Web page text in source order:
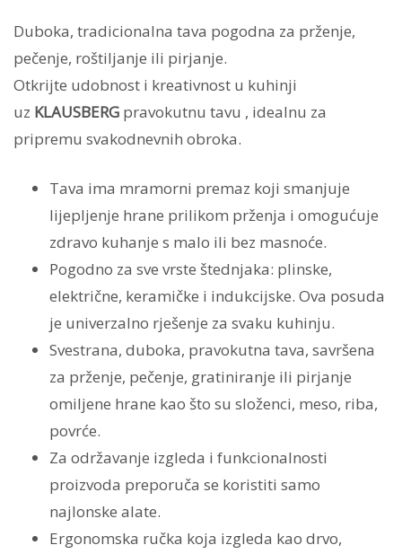
Duboka, tradicionalna tava pogodna za prženje,
pečenje, roštiljanje ili pirjanje.
Otkrijte udobnost i kreativnost u kuhinji
uz KLAUSBERG pravokutnu tavu , idealnu za
pripremu svakodnevnih obroka.
Tava ima mramorni premaz koji smanjuje
lijepljenje hrane prilikom prženja i omogućuje
zdravo kuhanje s malo ili bez masnoće.
Pogodno za sve vrste štednjaka: plinske,
električne, keramičke i indukcijske. Ova posuda
je univerzalno rješenje za svaku kuhinju.
Svestrana, duboka, pravokutna tava, savršena
za prženje, pečenje, gratiniranje ili pirjanje
omiljene hrane kao što su složenci, meso, riba,
povrće.
Za održavanje izgleda i funkcionalnosti
proizvoda preporuča se koristiti samo
najlonske alate.
Ergonomska ručka koja izgleda kao drvo,